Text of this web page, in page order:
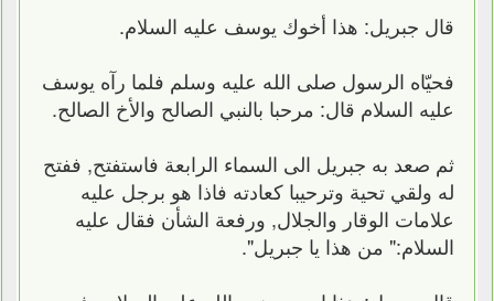
قال جبريل: هذا أخوك يوسف عليه السلام.
فحيّاه الرسول صلى الله عليه وسلم فلما رآه يوسف
عليه السلام قال: مرحبا بالنبي الصالح والأخ الصالح.
ثم صعد به جبريل الى السماء الرابعة فاستفتح, ففتح
له ولقي تحية وترحيبا كعادته فاذا هو برجل عليه
علامات الوقار والجلال, ورفعة الشأن فقال عليه
السلام:" من هذا يا جبريل".